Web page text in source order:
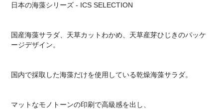
日本の海藻シリーズ - ICS SELECTION
国産海藻サラダ、天草カットわかめ、天草産芽ひじきのパッケ
ージデザイン。
国内で採取した海藻だけを使用している乾燥海藻サラダ。
マットなモノトーンの印刷で高級感を出し、